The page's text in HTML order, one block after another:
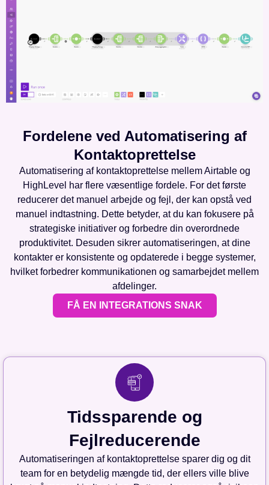
Fordelene ved Automatisering af
Kontaktoprettelse
Automatisering af kontaktoprettelse mellem Airtable og
HighLevel har flere væsentlige fordele. For det første
reducerer det manuel arbejde og fejl, der kan opstå ved
manuel indtastning. Dette betyder, at du kan fokusere på
strategiske initiativer og forbedre din overordnede
produktivitet. Desuden sikrer automatiseringen, at dine
kontakter er konsistente og opdaterede i begge systemer,
hvilket forbedrer kommunikationen og samarbejdet mellem
afdelinger.
FÅ EN INTEGRATIONS SNAK
Tidssparende og
Fejlreducerende
Automatiseringen af kontaktoprettelse sparer dig og dit
team for en betydelig mængde tid, der ellers ville blive